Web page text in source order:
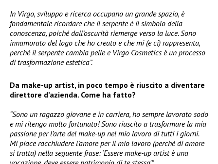
In Virgo, sviluppo e ricerca occupano un grande spazio, è
fondamentale ricordare che il serpente è il simbolo della
conoscenza, poiché dall’oscurità riemerge verso la luce. Sono
innamorato del logo che ho creato e che mi (e ci) rappresenta,
perché il serpente cambia pelle e Virgo Cosmetics è un processo
di trasformazione estetica”.
Da make-up artist, in poco tempo è riuscito a diventare
direttore d’azienda. Come ha fatto?
“Sono un ragazzo giovane e in carriera, ho sempre lavorato sodo
e mi ritengo molto fortunato! Sono riuscito a trasformare la mia
passione per l’arte del make-up nel mio lavoro di tutti i giorni.
Mi piace racchiudere l’amore per il mio lavoro (perché di amore
si tratta) nella seguente frase: ‘Essere make-up artist è una